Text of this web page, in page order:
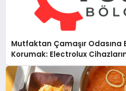
Mutfaktan Çamaşır Odasına
Korumak: Electrolux
Destek Deneyimi